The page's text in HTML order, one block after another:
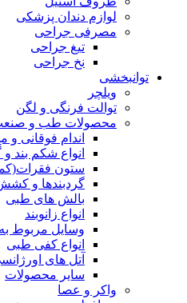
لوازم دندان پزشکی
مصرفی جراحی
تیغ جراحی
نخ جراحی
توانبخشی
ویلچر
توالت فرنگی و لگن
محصولات طب و
اندام فوقانی و
انواع شکم بند
ستون
گردبندها و
بالش های طبی
انواع زانوبند
وسایل مربوط به
انواع کفی طبی
آتل های
سایر محصولات
واکر و عصا